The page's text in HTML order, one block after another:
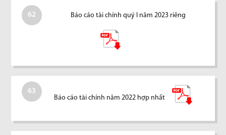
62 Báo cáo tài chính quý I năm 2023 riêng
63
Báo cáo tài chính năm 2022 hợp nhất